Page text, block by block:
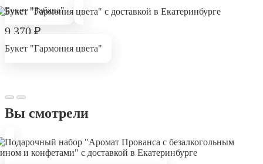
Букет "Забава"
9 370 ₽
Букет "Гармония цвета"
Вы смотрели